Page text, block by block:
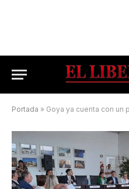
Portada » Goya ya cuenta con un